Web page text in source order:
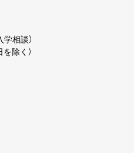
学相談）
除く）